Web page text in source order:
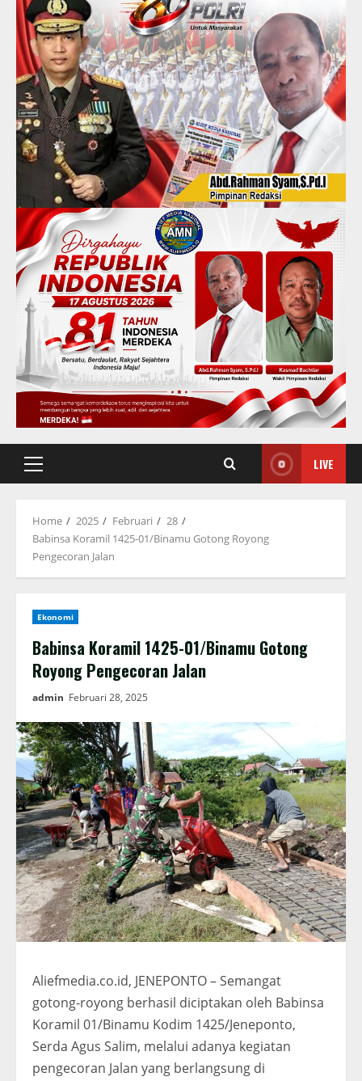
Primary
LIVE
Home 2025 Februari
28
Babinsa Koramil 1425-01/Binamu Gotong Royong
Pengecoran Jalan
Ekonomi
Babinsa Koramil 1425-01/Binamu Gotong
Royong Pengecoran Jalan
admin Februari 28, 2025
Aliefmedia.co.id, JENEPONTO – Semangat
gotong-royong berhasil diciptakan oleh Babinsa
Koramil 01/Binamu Kodim 1425/Jeneponto,
Serda Agus Salim, melalui adanya kegiatan
pengecoran Jalan yang berlangsung di